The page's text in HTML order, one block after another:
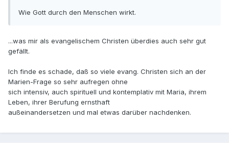
Wie Gott durch den Menschen wirkt.
...was mir als evangelischem Christen überdies auch sehr gut
gefällt.
Ich finde es schade, daß so viele evang. Christen sich an der
Marien-Frage so sehr aufregen ohne
sich intensiv, auch spirituell und kontemplativ mit Maria, ihrem
Leben, ihrer Berufung ernsthaft
außeinandersetzen und mal etwas darüber nachdenken.